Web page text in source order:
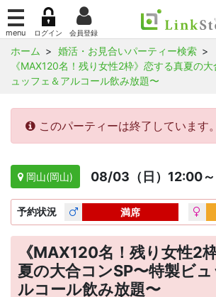
ホーム
婚活・お見合いパーティー検索
《MAX120名！残り女性2枠》恋する真夏の
ュッフェ＆アルコール飲み放題〜
このパーティーは終了しています。
岡山(岡山) 08/03（日）12:00～
予約状況 満席
《MAX120名！残り女性2
夏の大合コンSP〜特製ビ
ルコール飲み放題〜